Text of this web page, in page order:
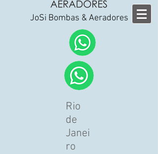
JoSi Bombas & Aeradores
Rio
de
Janei
ro